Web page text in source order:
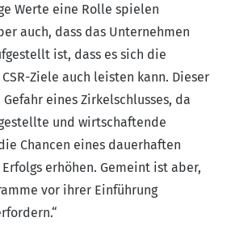
Werte eine Rolle spielen
auch, dass das Unternehmen
ist, dass es sich die
Ziele auch leisten kann. Dieser
eines Zirkelschlusses, da
und wirtschaftende
Chancen eines dauerhaften
erhöhen. Gemeint ist aber,
vor ihrer Einführung